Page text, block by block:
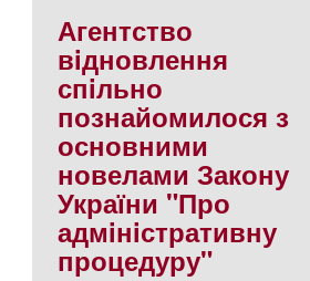
Агентство
вiдновлення
спiльно
познайомилося з
основними
новелами Закону
України "Про
адмiнiстративну
процедуру"